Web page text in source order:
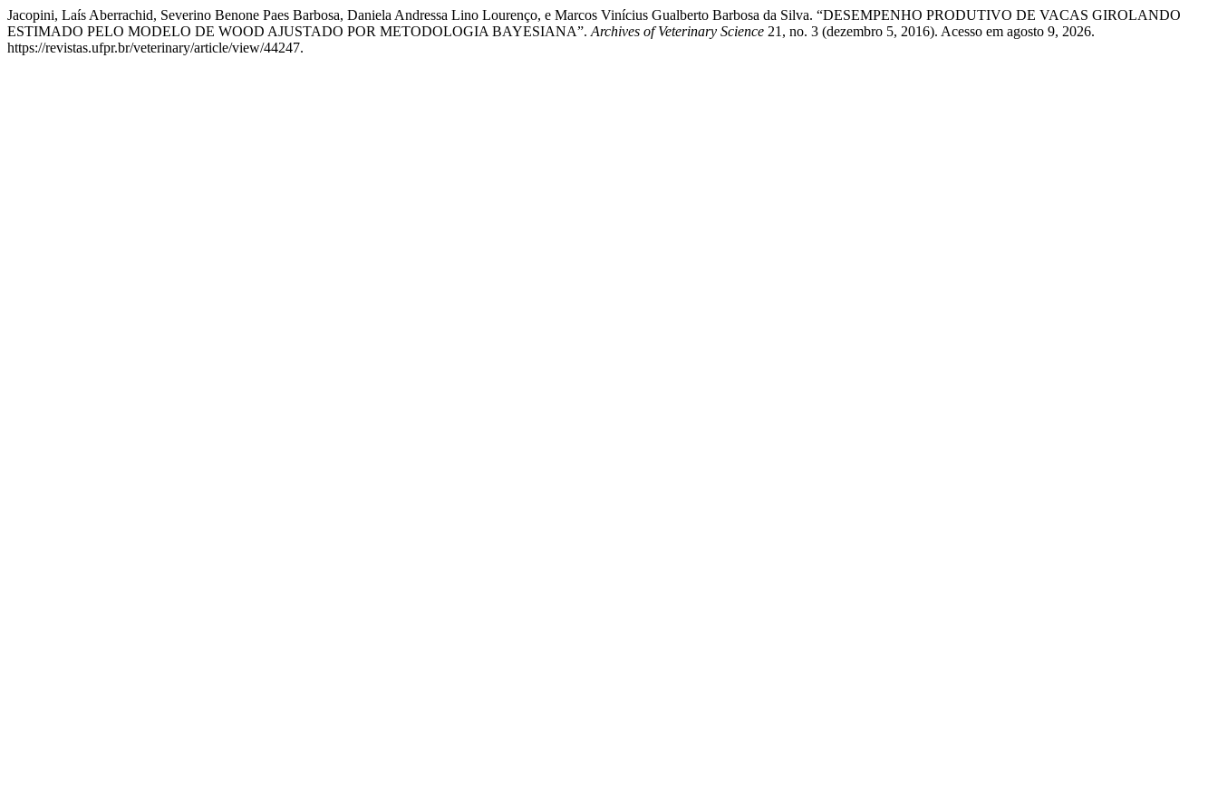
Jacopini, Laís Aberrachid, Severino Benone Paes Barbosa, Daniela Andressa Lino Lourenço, e Marcos Vinícius Gualberto Barbosa da Silva. “DESEMPENHO PRODUTIVO DE VACAS GIROLANDO
ESTIMADO PELO MODELO DE WOOD AJUSTADO POR METODOLOGIA BAYESIANA”. Archives of Veterinary Science 21, no. 3 (dezembro 5, 2016). Acesso em agosto 9, 2026.
https://revistas.ufpr.br/veterinary/article/view/44247.